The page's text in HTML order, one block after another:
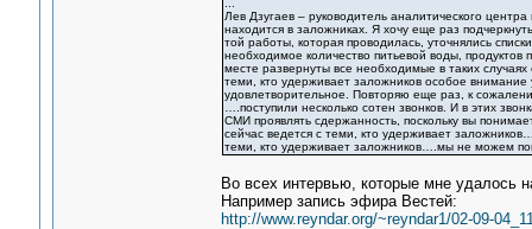
Лев Дзугаев – руководитель аналитического
находится в заложниках. Я хочу еще раз
той работы, которая проводилась, уточнялись
необходимое количество питьевой воды,
месте развернуты все необходимые в таких
теми, кто удерживает заложников особое
удовлетворительное. Повторяю еще раз, к
….поступили несколько сотен звонков. И в этих
СМИ проявлять сдержанность, поскольку вы
сейчас ведется с теми, кто удерживает
теми, кто удерживает заложников….мы не можем
Во всех интервью, которые мне удалось
Например запись эфира Вестей:
http://www.reyndar.org/~reyndar1/02-09-